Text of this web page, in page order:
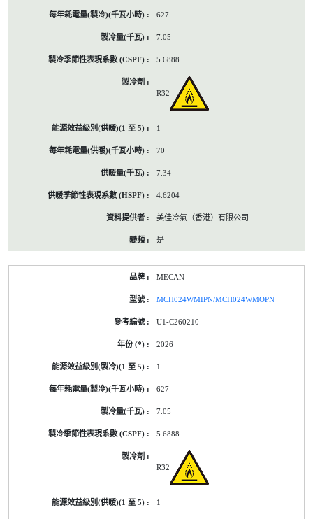
627
7.05
5.6888
R32
1
70
7.34
4.6204
美佳冷氣（香港）有限公司
是
MECAN
MCH024WMIPN/MCH024WMOPN
U1-C260210
2026
1
627
7.05
5.6888
R32
1